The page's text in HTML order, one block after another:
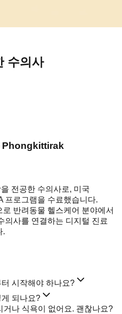
수의사
전공한 수의사로, 미국
프로그램을 수료했습니다.
반려동물 헬스케어 분야에서
의사를 연결하는 디지털 진료
.
시작해야 하나요?
되나요?
거나 식욕이 없어요. 괜찮나요?